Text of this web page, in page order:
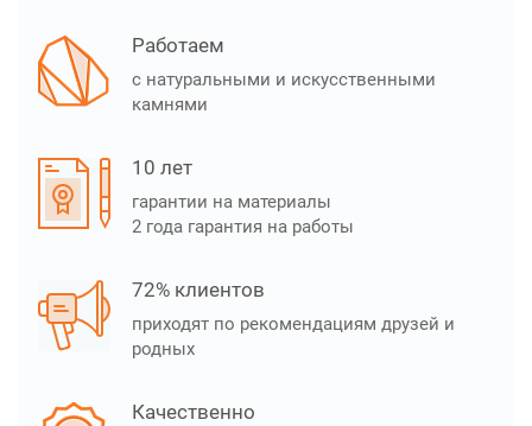
Работаем
с натуральными и искусственными
камнями
10 лет
гарантии на материалы
2 года гарантия на работы
72% клиентов
приходят по рекомендациям друзей и
родных
Качественно